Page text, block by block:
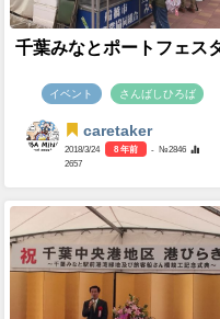
千葉みなとポートフェス
イベント さんばしひろば
caretaker
2018/3/24 8 年前
- №2846
2657